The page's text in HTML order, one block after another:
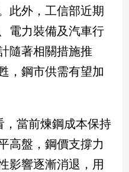
此外，工信部近期
電力裝備及汽車行
隨著相關措施推
，鋼市供需有望加
，當前煉鋼成本保持
高盤，鋼價支撐力
影響逐漸消退，用